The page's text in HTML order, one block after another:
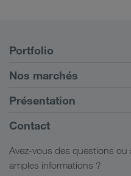
Portfolio
Transports routiers
Portail client CONNECT
Solutions numériques
Solutions par branche
Mon espace de connexion
Nos marchés
Europe
Caucase
Asie Centrale
Moyen-Orient
Présentation
Informations générales
Responsabilité sociale
Contact
Avez-vous des questions ou
amples informations ?